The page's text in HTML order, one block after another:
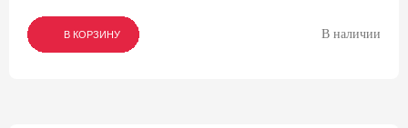
В КОРЗИНУ
В КОРЗИНУ
В КОРЗИНУ В наличии